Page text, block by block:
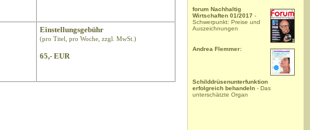
Einstellungsgebühr
(pro Titel, pro Woche, zzgl. MwSt.)
65,- EUR
forum Nachhaltig
Wirtschaften 01/2017 -
Schwerpunkt: Preise und
Auszeichnungen
Andrea Flemmer:
Schilddrüsenunterfunktion
erfolgreich behandeln - Das
unterschätzte Organ